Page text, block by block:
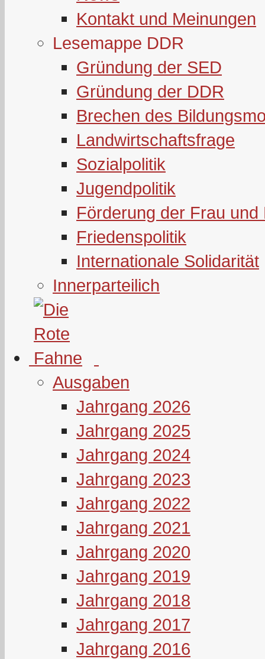
Kontakt und Meinungen
Lesemappe DDR
Gründung der SED
Gründung der DDR
Brechen des
Landwirtschaftsfrage
Sozialpolitik
Jugendpolitik
Förderung der Frau und
Friedenspolitik
Internationale Solidarität
Innerparteilich
Ausgaben
Jahrgang 2026
Jahrgang 2025
Jahrgang 2024
Jahrgang 2023
Jahrgang 2022
Jahrgang 2021
Jahrgang 2020
Jahrgang 2019
Jahrgang 2018
Jahrgang 2017
Jahrgang 2016